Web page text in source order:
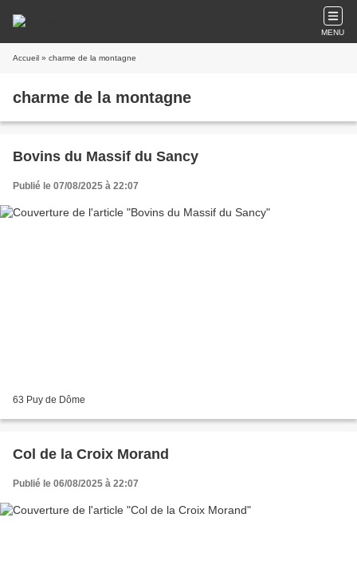
MENU
Accueil » charme de la montagne
charme de la montagne
Bovins du Massif du Sancy
Publié le 07/08/2025 à 22:07
63 Puy de Dôme
Col de la Croix Morand
Publié le 06/08/2025 à 22:07